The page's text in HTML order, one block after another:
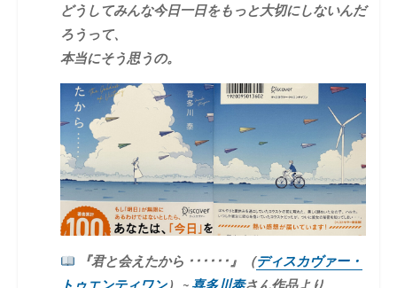
どうしてみんな今日一日をもっと大切にしないんだ
ろうって、
本当にそう思うの。
『君と会えたから ･･････』（ディスカヴァー・